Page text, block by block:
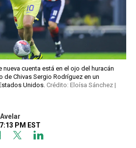
nueva cuenta está en el ojo del huracán
de Chivas Sergio Rodríguez en un
Unidos. Crédito: Eloísa Sánchez |
PM EST